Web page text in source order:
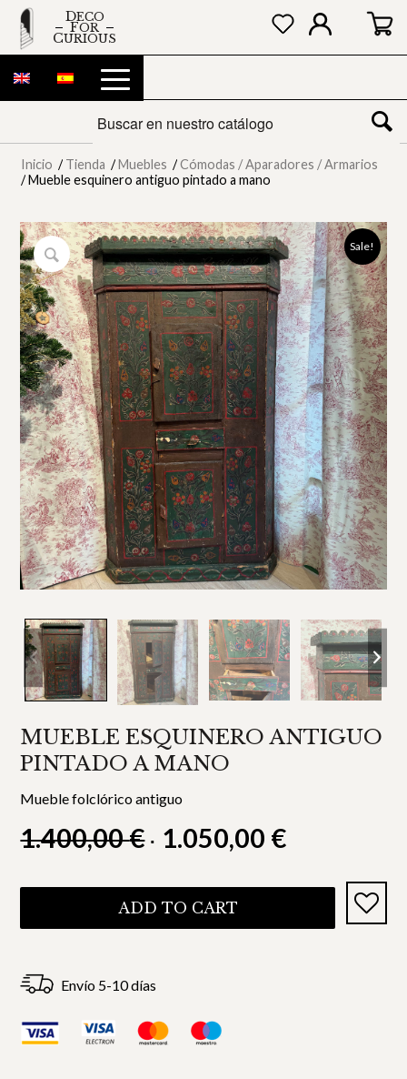
DECO
FOR
CURIOUS
Inicio / Tienda / Muebles / Cómodas / Aparadores / Armarios
/ Mueble esquinero antiguo pintado a mano
Sale!
MUEBLE ESQUINERO ANTIGUO
PINTADO A MANO
Mueble folclórico antiguo
1.400,00€ 1.050,00 €
ADD TO CART
Envío 5-10 días